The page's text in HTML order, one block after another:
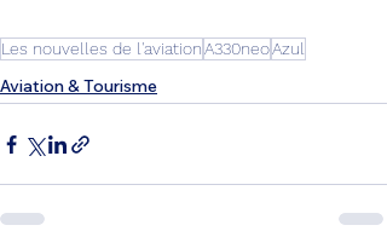
Les nouvelles de l'aviationA330neoAzul
Aviation & Tourisme